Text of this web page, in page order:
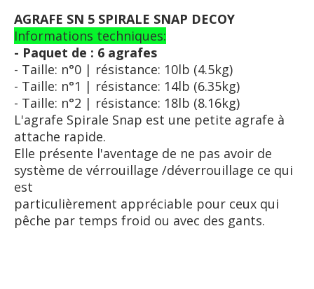
AGRAFE SN 5 SPIRALE SNAP DECOY
Informations techniques:
- Paquet de : 6 agrafes
- Taille: n°0 | résistance: 10lb (4.5kg)
- Taille: n°1 | résistance: 14lb (6.35kg)
- Taille: n°2 | résistance: 18lb (8.16kg)
L'agrafe Spirale Snap est une petite agrafe à
attache rapide.
Elle présente l'aventage de ne pas avoir de
système de vérrouillage /déverrouillage ce qui
est
particulièrement appréciable pour ceux qui
pêche par temps froid ou avec des gants.